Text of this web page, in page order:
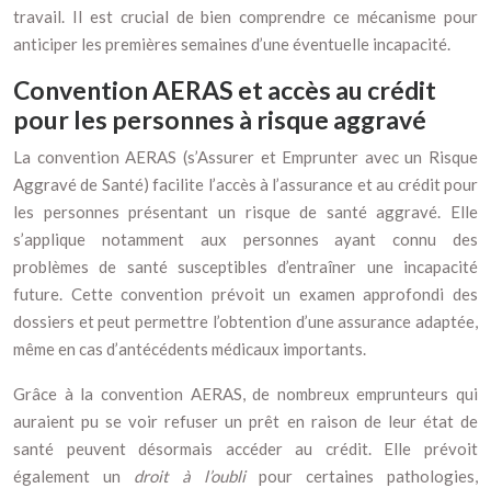
travail. Il est crucial de bien comprendre ce mécanisme pour
anticiper les premières semaines d’une éventuelle incapacité.
Convention AERAS et accès au crédit
pour les personnes à risque aggravé
La convention AERAS (s’Assurer et Emprunter avec un Risque
Aggravé de Santé) facilite l’accès à l’assurance et au crédit pour
les personnes présentant un risque de santé aggravé. Elle
s’applique notamment aux personnes ayant connu des
problèmes de santé susceptibles d’entraîner une incapacité
future. Cette convention prévoit un examen approfondi des
dossiers et peut permettre l’obtention d’une assurance adaptée,
même en cas d’antécédents médicaux importants.
Grâce à la convention AERAS, de nombreux emprunteurs qui
auraient pu se voir refuser un prêt en raison de leur état de
santé peuvent désormais accéder au crédit. Elle prévoit
également un droit à l’oubli pour certaines pathologies,